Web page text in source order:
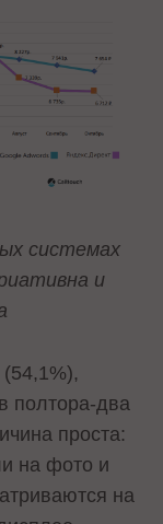
системах
и
полтора-два
проста:
на фото и
на